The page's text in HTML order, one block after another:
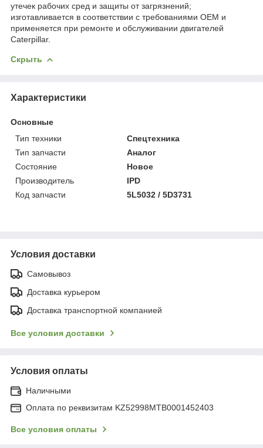
утечек рабочих сред и защиты от загрязнений;
изготавливается в соответствии с требованиями OEM и
применяется при ремонте и обслуживании двигателей
Caterpillar.
Скрыть
Характеристики
Основные
Тип техники
Спецтехника
Тип запчасти
Аналог
Состояние
Новое
Производитель
IPD
Код запчасти
5L5032 / 5D3731
Условия доставки
Самовывоз
Доставка курьером
Доставка транспортной компанией
Все условия доставки
Условия оплаты
Наличными
Оплата по реквизитам KZ52998MTB0001452403
Все условия оплаты